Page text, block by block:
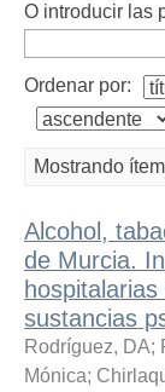
O introducir las
Ordenar por:
Mostrando
Alcohol,
de Murcia.
sustancias
Rodríguez, DA;
Mónica;